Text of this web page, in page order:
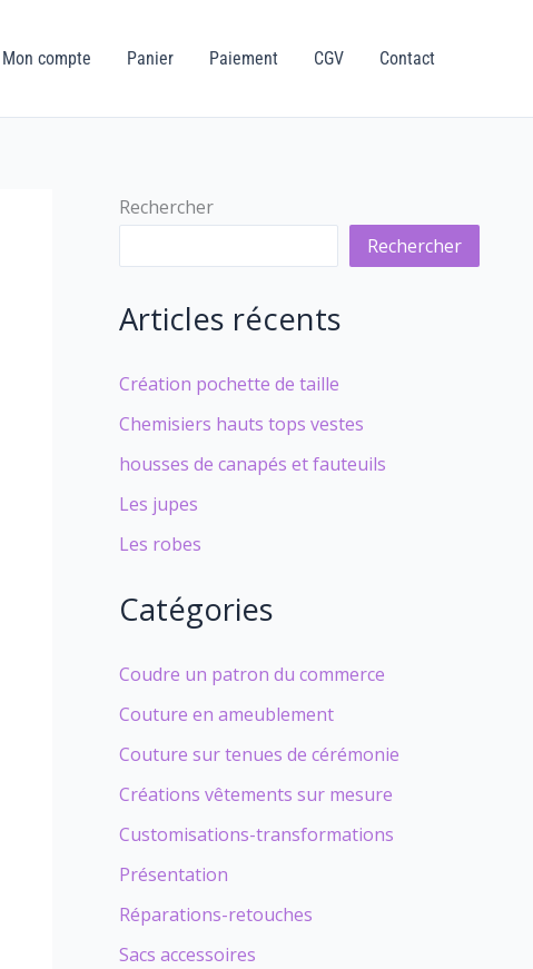
Mon compte Panier Paiement CGV Contact
Rechercher
Rechercher
Articles récents
Création pochette de taille
Chemisiers hauts tops vestes
housses de canapés et fauteuils
Les jupes
Les robes
Catégories
Coudre un patron du commerce
Couture en ameublement
Couture sur tenues de cérémonie
Créations vêtements sur mesure
Customisations-transformations
Présentation
Réparations-retouches
Sacs accessoires